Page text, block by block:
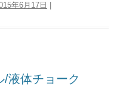
年6月17日
液体チョーク